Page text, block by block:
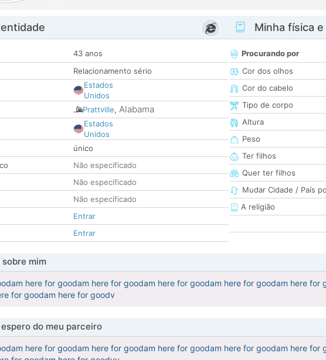
43 anos
Relacionamento sério
Estados
Unidos
Prattville, Alabama
Estados
Unidos
único
Não especificado
Não especificado
Não especificado
Entrar
Entrar
Minha física e
Procurando por
Cor dos olhos
Cor do cabelo
Tipo de corpo
Altura
Peso
Ter filhos
Quer ter filhos
Mudar Cidade / País
A religião
mim
here for goodam here for goodam here for goodam here for goodam here
for goodam here for goodv
do meu parceiro
here for goodam here for goodam here for goodam here for goodam here